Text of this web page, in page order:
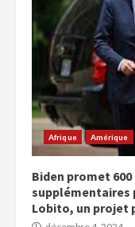
Afrique Amérique
Biden promet
supplémentaires
Lobito, un projet